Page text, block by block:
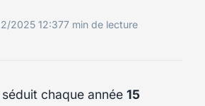
2025 12:377 min de lecture
chaque année 15